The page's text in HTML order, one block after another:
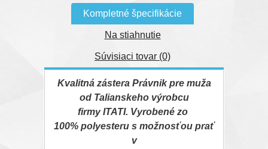
Kompletné špecifikácie
Na stiahnutie
Súvisiaci tovar (0)
Kvalitná zástera Právnik pre muža
od Talianskeho výrobcu
firmy ITATI. Vyrobené zo
100% polyesteru s možnosťou prať
v